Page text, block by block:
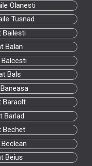
Olanesti
Tusnad
Bailesti
Balan
Bals
Baraolt
Barlad
Bechet
Beius